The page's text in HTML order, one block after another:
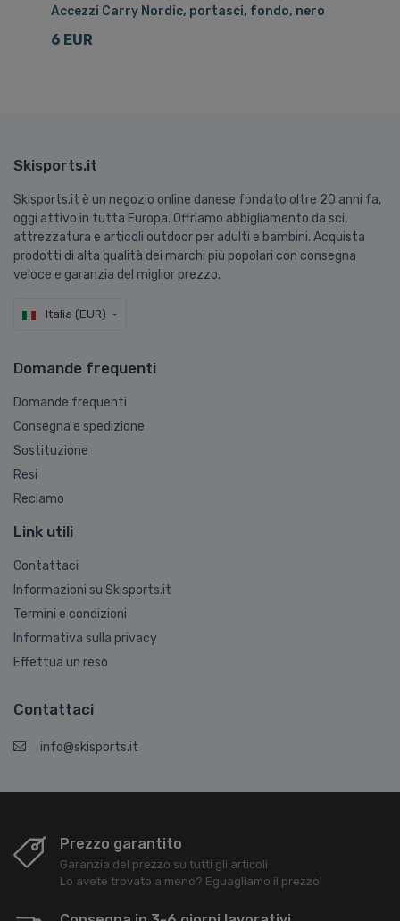
Accezzi Carry Nordic, portasci, fondo, nero
6 EUR
Skisports.it
Skisports.it è un negozio online danese fondato oltre 20 anni fa,
oggi attivo in tutta Europa. Offriamo abbigliamento da sci,
attrezzatura e articoli outdoor per adulti e bambini. Acquista
prodotti di alta qualità dei marchi più popolari con consegna
veloce e garanzia del miglior prezzo.
Italia (EUR)
Domande frequenti
Domande frequenti
Consegna e spedizione
Sostituzione
Resi
Reclamo
Link utili
Contattaci
Informazioni su Skisports.it
Termini e condizioni
Informativa sulla privacy
Effettua un reso
Contattaci
info@skisports.it
Prezzo garantito
Garanzia del prezzo su tutti gli articoli
Lo avete trovato a meno? Eguagliamo il prezzo!